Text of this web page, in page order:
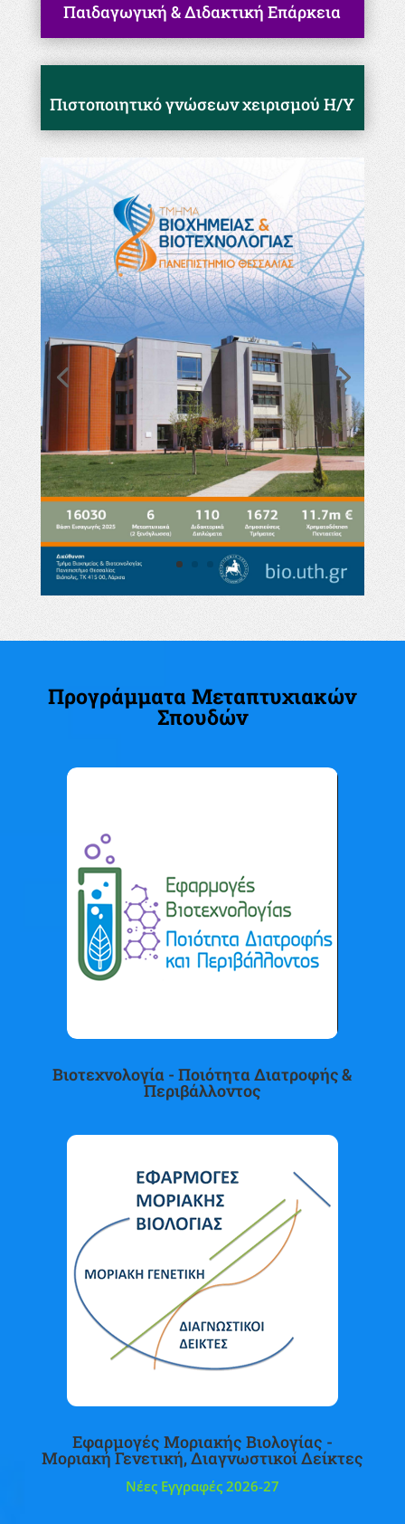
Παιδαγωγική & Διδακτική Επάρκεια
Πιστοποιητικό γνώσεων χειρισμού Η/Υ
Προγράμματα Μεταπτυχιακών
Σπουδών
Βιοτεχνολογία - Ποιότητα Διατροφής &
Περιβάλλοντος
Εφαρμογές Μοριακής Βιολογίας -
Μοριακή Γενετική, Διαγνωστικοί Δείκτες
Νέες Εγγραφές 2026-27